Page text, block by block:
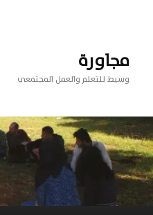
مجاورة
وسيط للتعلم والعمل المجتمعي